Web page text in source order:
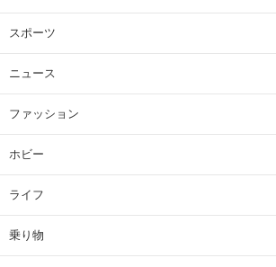
スポーツ
ニュース
ファッション
ホビー
ライフ
乗り物